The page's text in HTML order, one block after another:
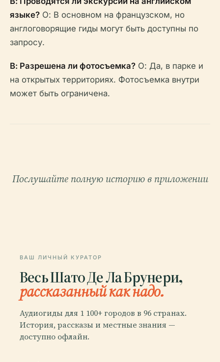
языке? О: В основном на французском, но
англоговорящие гиды могут быть доступны по
запросу.
В: Разрешена ли фотосъемка? О: Да, в парке и
на открытых территориях. Фотосъемка внутри
может быть ограничена.
Послушайте полную историю в приложении
ВАШ ЛИЧНЫЙ КУРАТОР
Весь Шато Де Ла Брунери,
рассказанный как надо.
Аудиогиды для 1 100+ городов в 96 странах.
История, рассказы и местные знания —
доступно офлайн.